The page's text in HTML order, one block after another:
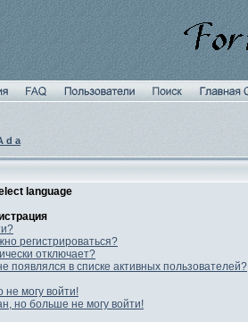
d a
language
регистрироваться?
отключает?
появлялся в списке активных пользователей?
не могу войти!
но больше не могу войти!